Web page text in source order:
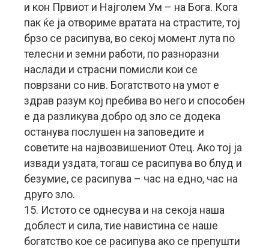
и кон Првиот и Најголем Ум – на Бога. Кога
пак ќе ја отвориме вратата на страстите, тој
брзо се расипува, во секој момент лута по
телесни и земни работи, по разноразни
наслади и страсни помисли кои се
поврзани со нив. Богатството на умот е
здрав разум кој пребива во него и способен
е да разликува добро од зло се додека
останува послушен на заповедите и
советите на највозвишениот Отец. Ако тој ја
извади уздата, тогаш се расипува во блуд и
безумие, се расипува – час на едно, час на
друго зло.
15. Истото се однесува и на секоја наша
доблест и сила, тие навистина се наше
богатство кое се расипува ако се препушти